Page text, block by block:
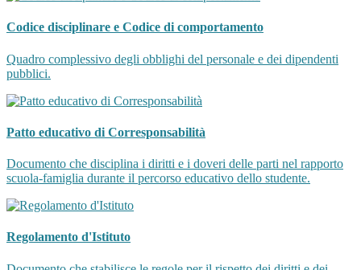
Codice disciplinare e Codice di comportamento
Quadro complessivo degli obblighi del personale e dei dipendenti
pubblici.
Patto educativo di Corresponsabilità
Documento che disciplina i diritti e i doveri delle parti nel rapporto
scuola-famiglia durante il percorso educativo dello studente.
Regolamento d'Istituto